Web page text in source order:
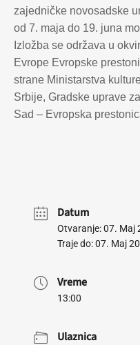
zajedničke novosadske
od 7. maja do 19. juna
Izložba se održava u
Evrope Evropske
strane Ministarstva
Srbije, Gradske uprave
Sad – Evropska
Datum
Otvaranje: 07. Maj
Traje do: 07. Maj
Vreme
13:00
Ulaznica